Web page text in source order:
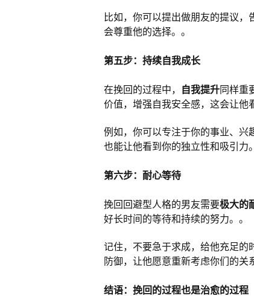
比如，你可以提出做朋友的提议
会尊重他的选择。。
第五步：持续自我成长
在挽回的过程中， 自我提升同样重
价值，增强自我安全感，这会让他
例如，你可以专注于你的事业、兴
也能让他看到你的独立性和吸引力
第六步：耐心等待
挽回回避型人格的男友需要极大的
好长时间的等待和持续的努力。。
记住，不要急于求成，给他充足的
防御，让他愿意重新考虑你们的关
结语：挽回的过程也是治愈的过程